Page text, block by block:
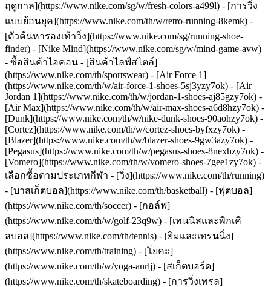
ฤดูกาล](https://www.nike.com/sg/w/fresh-colors-a499l) - [การวิ่ง
แบบย้อนยุค](https://www.nike.com/th/w/retro-running-8kemk) -
[ตัวค้นหารองเท้าวิ่ง](https://www.nike.com/sg/running-shoe-
finder) - [Nike Mind](https://www.nike.com/sg/w/mind-game-avw)
- ซื้อสินค้าไอคอน - [สินค้าไลฟ์สไตล์]
(https://www.nike.com/th/sportswear) - [Air Force 1]
(https://www.nike.com/th/w/air-force-1-shoes-5sj3yzy7ok) - [Air
Jordan 1](https://www.nike.com/th/w/jordan-1-shoes-aj85gzy7ok) -
[Air Max](https://www.nike.com/th/w/air-max-shoes-a6d8hzy7ok) -
[Dunk](https://www.nike.com/th/w/nike-dunk-shoes-90aohzy7ok) -
[Cortez](https://www.nike.com/th/w/cortez-shoes-byfxzy7ok) -
[Blazer](https://www.nike.com/th/w/blazer-shoes-9gw3azy7ok) -
[Pegasus](https://www.nike.com/th/w/pegasus-shoes-8nexhzy7ok) -
[Vomero](https://www.nike.com/th/w/vomero-shoes-7gee1zy7ok) -
เลือกซื้อตามประเภทกีฬา - [วิ่ง](https://www.nike.com/th/running)
- [บาสเก็ตบอล](https://www.nike.com/th/basketball) - [ฟุตบอล]
(https://www.nike.com/th/soccer) - [กอล์ฟ]
(https://www.nike.com/th/w/golf-23q9w) - [เทนนิสและพิกเคิ
ลบอล](https://www.nike.com/th/tennis) - [ยิมและเทรนนิ่ง]
(https://www.nike.com/th/training) - [โยคะ]
(https://www.nike.com/th/w/yoga-anrlj) - [สเก็ตบอร์ด]
(https://www.nike.com/th/skateboarding) - [การวิ่งเทรล]